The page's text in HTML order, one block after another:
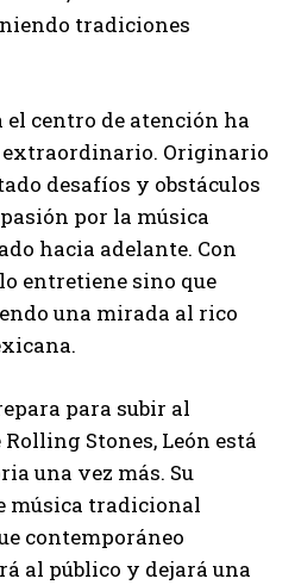
tradiciones
el centro de atención ha
extraordinario. Originario
desafíos y obstáculos
por la música
hacia adelante. Con
entretiene sino que
una mirada al rico
para subir al
Stones, León está
una vez más. Su
música tradicional
contemporáneo
al público y dejará una